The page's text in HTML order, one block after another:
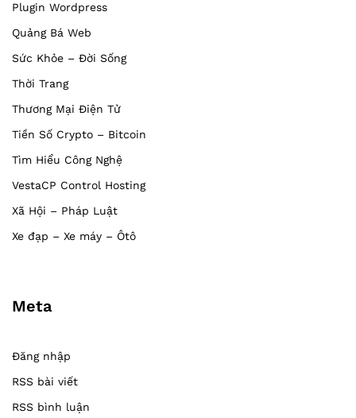
Plugin Wordpress
Quảng Bá Web
Sức Khỏe – Đời Sống
Thời Trang
Thương Mại Điện Tử
Tiền Số Crypto – Bitcoin
Tìm Hiểu Công Nghệ
VestaCP Control Hosting
Xã Hội – Pháp Luật
Xe đạp – Xe máy – Ôtô
Meta
Đăng nhập
RSS bài viết
RSS bình luận